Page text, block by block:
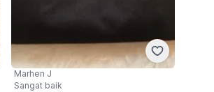
Marhen J
Sangat baik